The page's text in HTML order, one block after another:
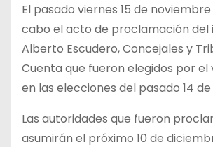
El pasado viernes 15 de
cabo el acto de proclamación del
Alberto Escudero, Concejales y
Cuenta que fueron elegidos por
en las elecciones del pasado 14 de
Las autoridades que fueron
asumirán el próximo 10 de